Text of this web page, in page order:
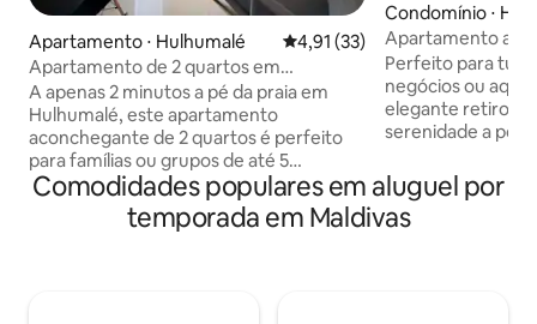
Apartamento ⋅ Hulhumalé 4,91 de uma avaliação média
4,91 (33)
Apartamento de 2 quartos em
Hulhumalé com terraço • 2 minutos a pé
da praia
A apenas 2 minutos a pé da praia em
Hulhumalé, este apartamento
aconchegante de 2 quartos é perfeito
para famílias ou grupos de até 5
hóspedes. Ambos os quartos têm
banheiro privativo, além de uma área de
estar e uma pequena cozinha. Aproveite
Condomínio ⋅
Apartamento
perto da praia —
Perfeito para
negócios ou
elegante retiro
serenidade a
espaçoso e
relaxar. Desfrute de uma cozinha
totalmente
Comodidades populares em aluguel por
temporada em Maldivas